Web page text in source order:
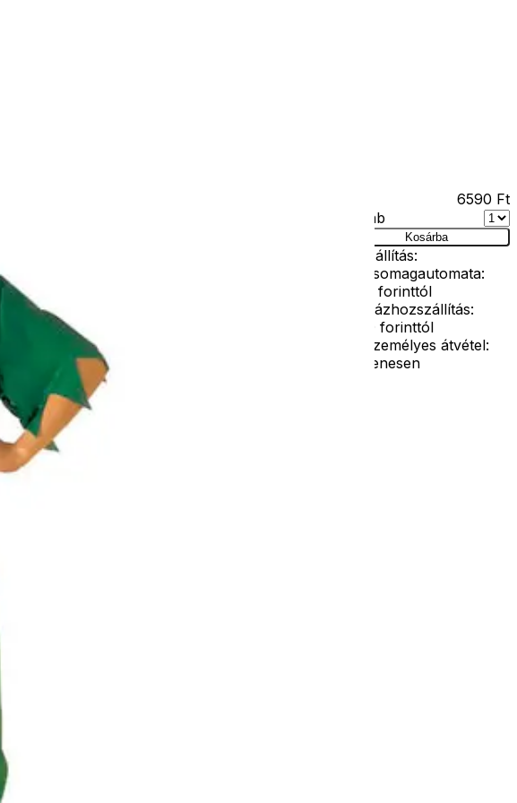
140-es
10 éves korig
nadrág csizmafedővel, öv tőrrel, kalap
Jelmez 140-es
gyermekjelmez (Little Peter Jelmez 140-es),
mindig új és változatos egyéniség lehessen.
% poliészter, mely 30 C fokon kézzel mosható.
nyílt lángtól és sugárzó hőtől kérjük távol
adódó jelmezcserénél a
a vevőt terhelik! Jelmezcserénél a
csak minőségi probléma esetén tudjuk
kedves vásárlóinkat, hogy a
tartalmazzák a kiegészítőket, mint például
cipő, paróka, kesztyű, kardok, kemény
vasvilla, stb. Amennyiben a képen több
6590 Ft
Darab
Kosárba
Szállítás:
- Csomagautomata:
1190 forinttól
- Házhozszállítás:
2190 forinttól
- Személyes átvétel:
ingyenesen